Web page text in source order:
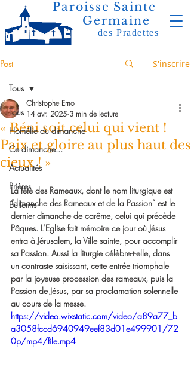
Paroisse Sainte
Germaine
des Pradettes
Post S'inscrire
Tous
Homélie du dimanche
Ce dimanche...
Actualités
Prières
Bulletins
Tous
« Béni soit celui qui vient !
Paix et gloire au plus haut des
cieux ! »
Christophe Emo
14 avr. 2025 3 min de lecture
La fête des Rameaux, dont le nom liturgique est
“dimanche des Rameaux et de la Passion” est le
dernier dimanche de carême, celui qui précède
Pâques. L’Eglise fait mémoire ce jour où Jésus
entra à Jérusalem, la Ville sainte, pour accomplir
sa Passion. Aussi la liturgie célèbre-t-elle, dans
un contraste saisissant, cette entrée triomphale
par la joyeuse procession des rameaux, puis la
Passion de Jésus, par sa proclamation solennelle
au cours de la messe.
https://video.wixstatic.com/video/a89a77_b
a3058fccd6940949eef83d01e499901/72
0p/mp4/file.mp4